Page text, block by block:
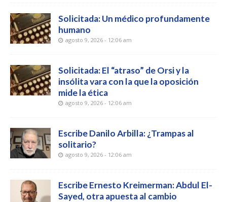
Solicitada: Un médico profundamente
humano
agosto 9, 2026 - 12:06 am
Solicitada: El “atraso” de Orsi y la
insólita vara con la que la oposición
mide la ética
agosto 9, 2026 - 12:06 am
Escribe Danilo Arbilla: ¿Trampas al
solitario?
agosto 9, 2026 - 12:06 am
Escribe Ernesto Kreimerman: Abdul El-
Sayed, otra apuesta al cambio